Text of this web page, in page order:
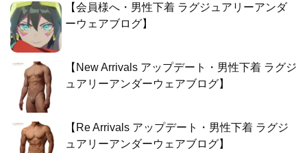
【会員様へ・男性下着 ラグジュアリーアンダ
ーウェアブログ】
【New Arrivals アップデート・男性下着 ラグジ
ュアリーアンダーウェアブログ】
【Re Arrivals アップデート・男性下着 ラグジ
ュアリーアンダーウェアブログ】